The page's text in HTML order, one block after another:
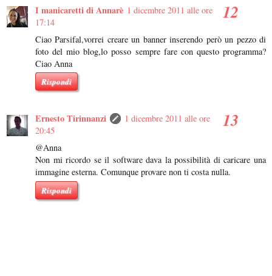
I manicaretti di Annarè 1 dicembre 2011 alle ore
17:14
Ciao Parsifal,vorrei creare un banner inserendo però un pezzo di
foto del mio blog,lo posso sempre fare con questo programma?
Ciao Anna
Rispondi
Ernesto Tirinnanzi
1 dicembre 2011 alle ore
20:45
@Anna
Non mi ricordo se il software dava la possibilità di caricare una
immagine esterna. Comunque provare non ti costa nulla.
Rispondi